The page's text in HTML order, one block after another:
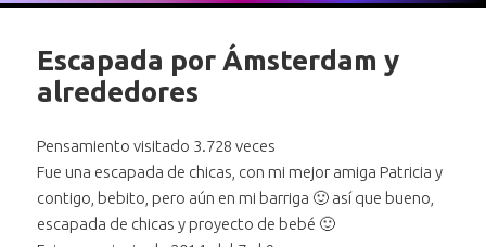
Escapada por Ámsterdam y
alrededores
Pensamiento visitado 3.728 veces
Fue una escapada de chicas, con mi mejor amiga Patricia y
contigo, bebito, pero aún en mi barriga 🙂 así que bueno,
escapada de chicas y proyecto de bebé 🙂